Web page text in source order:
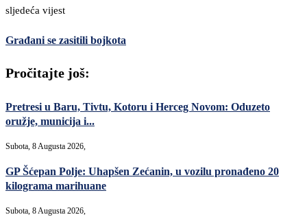
sljedeća vijest
Građani se zasitili bojkota
Pročitajte još:
Pretresi u Baru, Tivtu, Kotoru i Herceg Novom: Oduzeto
oružje, municija i...
Subota, 8 Augusta 2026,
GP Šćepan Polje: Uhapšen Zećanin, u vozilu pronađeno 20
kilograma marihuane
Subota, 8 Augusta 2026,